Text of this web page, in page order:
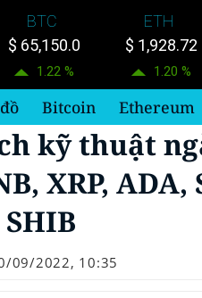
BTC
$ 65,150.0
1.22 %
ETH
$ 1,928.72
1.20 %
Bitcoin Ethereum
kỹ thuật
XRP, ADA,
09/2022, 10:35